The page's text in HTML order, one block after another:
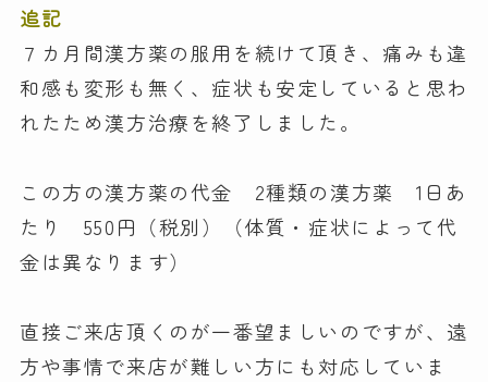
追記
７カ月間漢方薬の服用を続けて頂き、痛みも違
和感も変形も無く、症状も安定していると思わ
れたため漢方治療を終了しました。
この方の漢方薬の代金 2種類の漢方薬 1日あ
たり 550円（税別）（体質・症状によって代
金は異なります）
直接ご来店頂くのが一番望ましいのですが、遠
方や事情で来店が難しい方にも対応していま